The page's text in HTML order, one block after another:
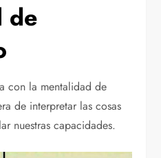
de
con la mentalidad de
de interpretar las cosas
nuestras capacidades.